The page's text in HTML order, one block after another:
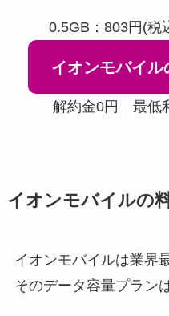
0.5GB：803円(税
イオンモバイ
解約金0円 最低
イオンモバイルの
イオンモバイルは業界
そのデータ容量プラン